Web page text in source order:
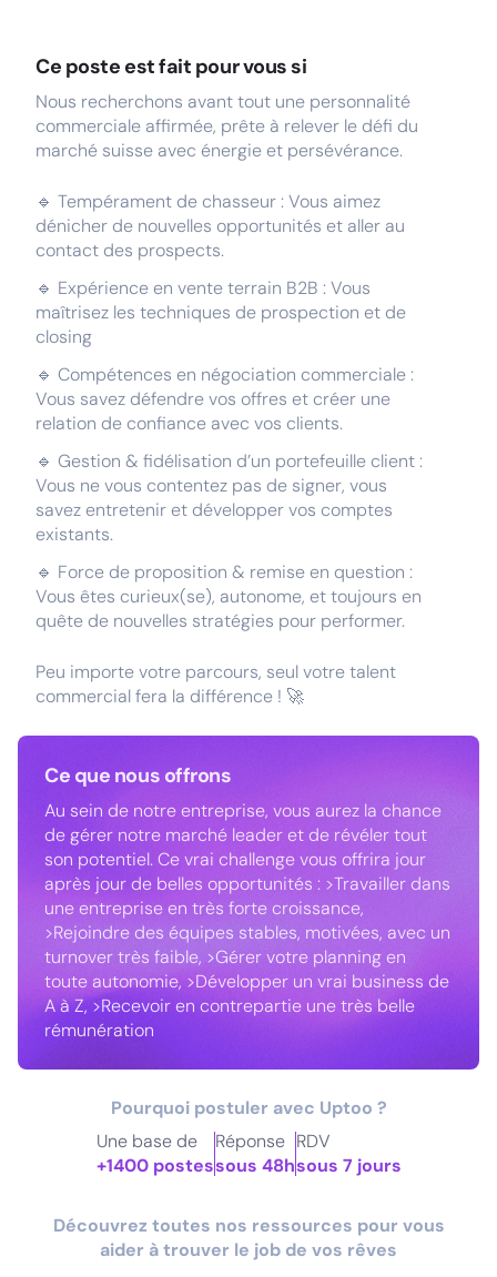
Ce poste est fait pour vous si
Nous recherchons avant tout une personnalité
commerciale affirmée, prête à relever le défi du
marché suisse avec énergie et persévérance.
🔹 Tempérament de chasseur : Vous aimez
dénicher de nouvelles opportunités et aller au
contact des prospects.
🔹 Expérience en vente terrain B2B : Vous
maîtrisez les techniques de prospection et de
closing
🔹 Compétences en négociation commerciale :
Vous savez défendre vos offres et créer une
relation de confiance avec vos clients.
🔹 Gestion & fidélisation d’un portefeuille client :
Vous ne vous contentez pas de signer, vous
savez entretenir et développer vos comptes
existants.
🔹 Force de proposition & remise en question :
Vous êtes curieux(se), autonome, et toujours en
quête de nouvelles stratégies pour performer.
Peu importe votre parcours, seul votre talent
commercial fera la différence ! 🚀
Ce que nous offrons
Au sein de notre entreprise, vous aurez la chance
de gérer notre marché leader et de révéler tout
son potentiel. Ce vrai challenge vous offrira jour
après jour de belles opportunités : >Travailler dans
une entreprise en très forte croissance,
>Rejoindre des équipes stables, motivées, avec un
turnover très faible, >Gérer votre planning en
toute autonomie, >Développer un vrai business de
A à Z, >Recevoir en contrepartie une très belle
rémunération
Pourquoi postuler avec Uptoo ?
Une base de
+1400 postes
Réponse
sous 48h
RDV
sous 7 jours
Découvrez toutes nos ressources pour vous
aider à trouver le job de vos rêves